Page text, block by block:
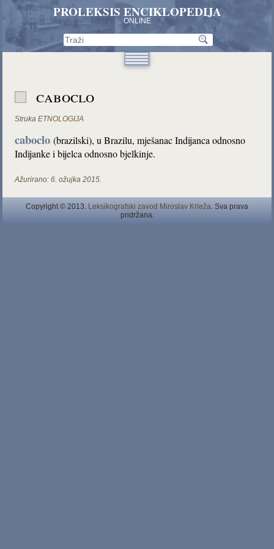
PROLEKSIS ENCIKLOPEDIJA
ONLINE
caboclo
Struka ETNOLOGIJA
caboclo(brazilski), u Brazilu, mješanac Indijanca odnosno
Indijanke i bijelca odnosno bjelkinje.
Ažurirano: 6. ožujka 2015.
Copyright © 2013. Leksikografski zavod Miroslav Krleža. Sva prava
pridržana.